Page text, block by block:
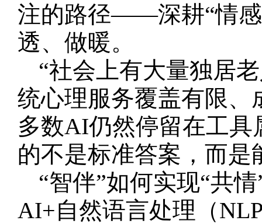
注的路径——深耕“情感
透、做暖。
“社会上有大量独居
统心理服务覆盖有限、
多数AI仍然停留在工具
的不是标准答案，而是
“智伴”如何实现“共
AI+自然语言处理（